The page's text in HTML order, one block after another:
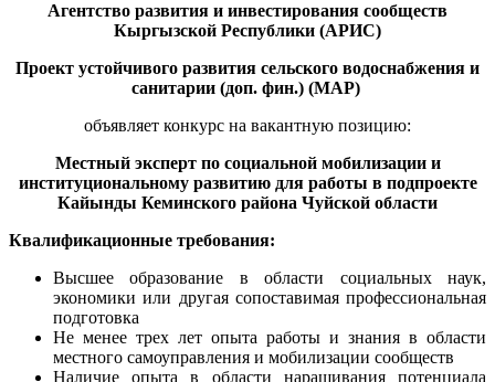
Агентство развития и инвестирования сообществ
Кыргызской Республики (АРИС)
Проект устойчивого развития сельского водоснабжения и
санитарии (доп. фин.) (МАР)
объявляет конкурс на вакантную позицию:
Местный эксперт по социальной мобилизации и
институциональному развитию для работы в подпроекте
Кайынды Кеминского района Чуйской области
Квалификационные требования:
Высшее образование в области социальных наук,
экономики или другая сопоставимая профессиональная
подготовка
Не менее трех лет опыта работы и знания в области
местного самоуправления и мобилизации сообществ
Наличие опыта в области наращивания потенциала